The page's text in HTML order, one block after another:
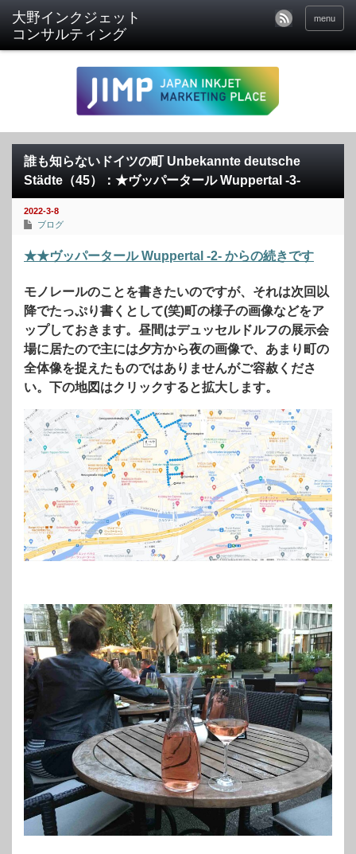
menu
誰も知らないドイツの町 Unbekannte deutsche
Städte（45）：★ヴッパータール Wuppertal -3-
2022-3-8
ブログ
★★ヴッパータール Wuppertal -2- からの続きです
モノレールのことを書きたいのですが、それは次回以
降でたっぷり書くとして(笑)町の様子の画像などをア
ップしておきます。昼間はデュッセルドルフの展示会
場に居たので主には夕方から夜の画像で、あまり町の
全体像を捉えたものではありませんがご容赦くださ
い。下の地図はクリックすると拡大します。